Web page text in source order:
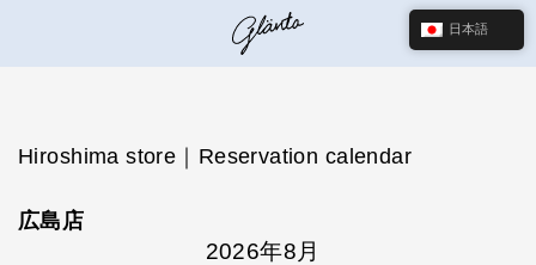
Hiroshima store｜Reservation calendar
広島店
2026年8月
日本語